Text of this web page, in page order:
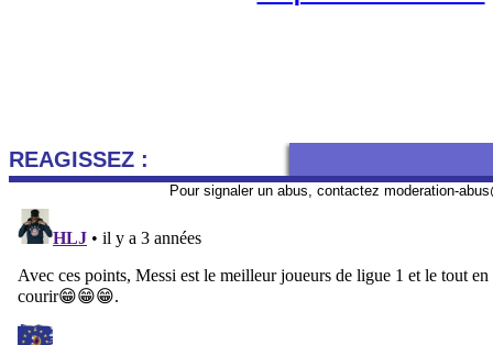
REAGISSEZ :
Pour signaler un abus, contactez moderation-